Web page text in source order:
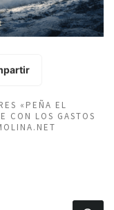
«PEÑA EL
CON LOS GASTOS